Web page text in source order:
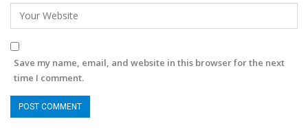
Save my name, email, and website in this browser for the next
time I comment.